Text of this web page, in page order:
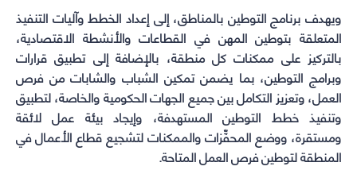
ويهدف برنامج التوطين بالمناطق، إلى إعداد الخطط وآليات التنفيذ
المتعلقة بتوطين المهن في القطاعات والأنشطة الاقتصادية،
بالتركيز على ممكنات كل منطقة، بالإضافة إلى تطبيق قرارات
وبرامج التوطين، بما يضمن تمكين الشباب والشابات من فرص
العمل، وتعزيز التكامل بين جميع الجهات الحكومية والخاصة، لتطبيق
وتنفيذ خطط التوطين المستهدفة، وإيجاد بيئة عمل لائقة
ومستقرة، ووضع المحفِّزات والممكنات لتشجيع قطاع الأعمال في
المنطقة لتوطين فرص العمل المتاحة.